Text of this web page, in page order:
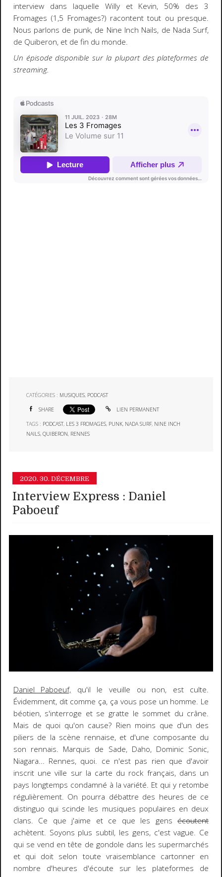
interview dans laquelle Willy et Kevin, 50% des 3
Fromages (1,5 Fromages?) racontent tout ou presque.
Nous parlons de punk, de Nine Inch Nails, de Nada Surf,
de Quiberon, et de fin du monde.
Un épisode disponible sur la plupart des plateformes de
streaming.
CATÉGORIES : MUSIQUES, PODCAST
SHARE LIEN PERMANENT
TAGS : PODCAST, LES 3 FROMAGES, PUNK, NADA SURF, NINE INCH
NAILS,QUIBERON, RENNES
2020. 30. DÉCEMBRE
Interview Express : Daniel
Paboeuf
Daniel Paboeuf, qu'il le veuille ou non, est culte.
Évidemment, dit comme ça, ça vous pose un homme. Le
béotien, s'interroge et se gratte le sommet du crâne.
Mais de quoi qu'on cause? Rien moins que d'un des
piliers de la scène rennaise, et d'une composante du
son rennais. Marquis de Sade, Daho, Dominic Sonic,
Niagara... Rennes, quoi. ce n'est pas rien que d'avoir
inscrit une ville sur la carte du rock français, dans un
pays longtemps condamné à la variété. Et qui y retombe
régulièrement. On pourra débattre des heures de ce
distinguo qui scinde les musiques populaires en deux
clans. Ce que j'aime et ce que les gensécoutent
achètent. Soyons plus subtil, les gens, c'est vague. Ce
qui se vend en tête de gondole dans les supermarchés
et qui doit selon toute vraisemblance cartonner en
nombre d'heures d'écoute sur les plateformes de